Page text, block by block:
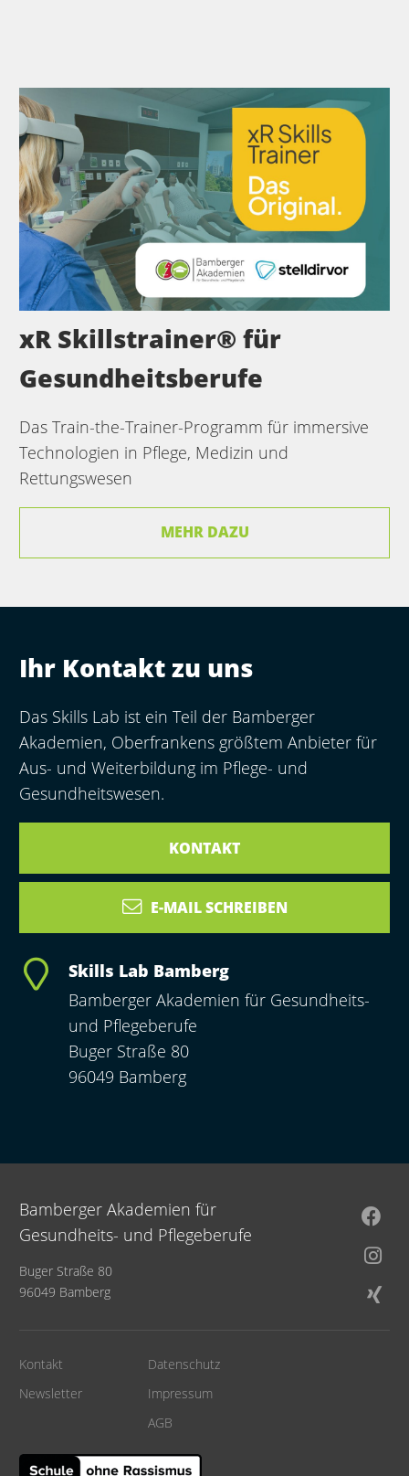
xR Skillstrainer® für
Gesundheits­berufe
Das Train-the-Trainer-Programm für immersive
Technologien in Pflege, Medizin und
Rettungswesen
MEHR DAZU
Ihr Kontakt zu uns
Das Skills Lab ist ein Teil der Bamberger
Akademien, Oberfrankens größtem Anbieter für
Aus- und Weiterbildung im Pflege- und
Gesundheitswesen.
KONTAKT
E-MAIL SCHREIBEN
Skills Lab Bamberg
Bamberger Akademien für Gesundheits-
und Pflegeberufe
Buger Straße 80
96049 Bamberg
Bamberger Akademien für
Gesundheits- und Pflegeberufe
Buger Straße 80
96049 Bamberg
Kontakt
Newsletter
Datenschutz
Impressum
AGB